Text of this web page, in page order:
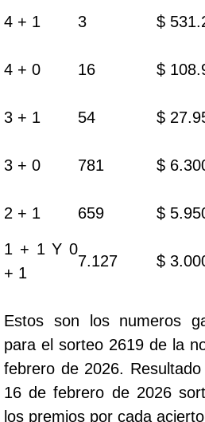
4 + 1 3 $
4 + 0 16 $
3 + 1 54 $
3 + 0 781 $
2 + 1 659 $
1 + 1 Y 0
+ 1
7.127 $
Estos son los numeros
para el sorteo 2619 de la
febrero de 2026.
16 de febrero de 2026
los premios por cada